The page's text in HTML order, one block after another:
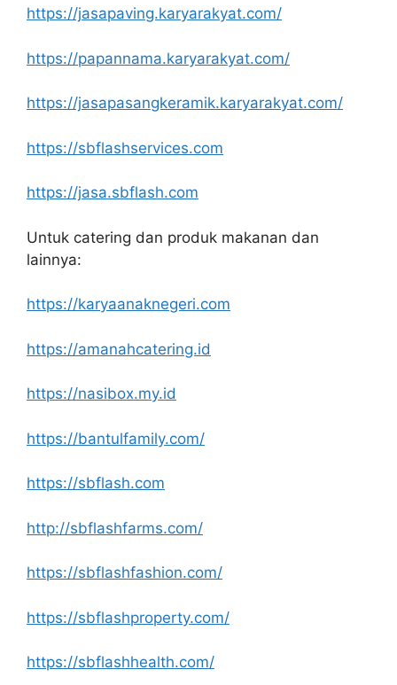
https://jasapaving.karyarakyat.com/
https://papannama.karyarakyat.com/
https://jasapasangkeramik.karyarakyat.com/
https://sbflashservices.com
https://jasa.sbflash.com
Untuk catering dan produk makanan dan
lainnya:
https://karyaanaknegeri.com
https://amanahcatering.id
https://nasibox.my.id
https://bantulfamily.com/
https://sbflash.com
http://sbflashfarms.com/
https://sbflashfashion.com/
https://sbflashproperty.com/
https://sbflashhealth.com/